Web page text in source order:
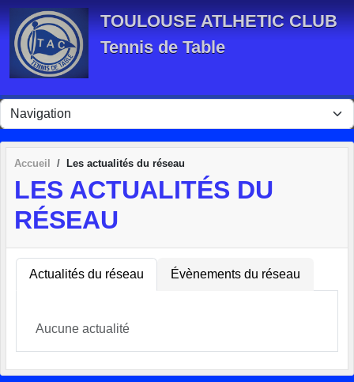
TOULOUSE ATLHETIC CLUB
Tennis de Table
Accueil Les actualités du réseau
LES ACTUALITÉS DU
RÉSEAU
Actualités du réseau Évènements du réseau
Aucune actualité
Panneau de gestion des cookies